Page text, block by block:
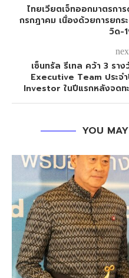
ไทยเวียตเจ็ทออกมาตรกา
กรกฎาคม เนื่องด้วยการยกร
วิด-
เซ็นทรัล รีเทล คว้า 3 รา
Executive Team ประ
Investor ในปีแรกหลังจดท
YOU